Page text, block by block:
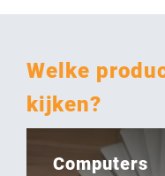
Welke
kijken?
Computers